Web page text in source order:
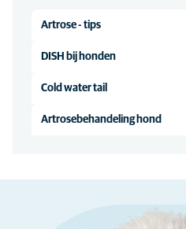
Artrose - tips
DISH bij honden
Cold water tail
Artrosebehandeling hond